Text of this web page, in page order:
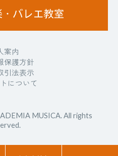
案内
保護方針
引法表示
について
MUSICA. All rights